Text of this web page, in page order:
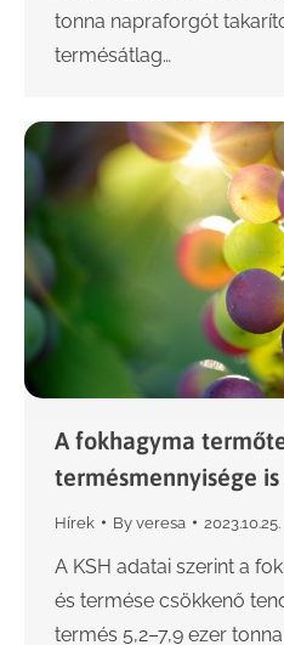
tonna napraforgót
termésátlag…
A fokhagyma
termésmennyisége is
Hírek By veresa 2023.10.25.
A KSH adatai szerint a
és termése csökkenő
termés 5,2–7,9 ezer